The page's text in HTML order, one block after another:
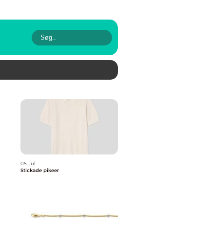
05. jul
Stickade pikeer